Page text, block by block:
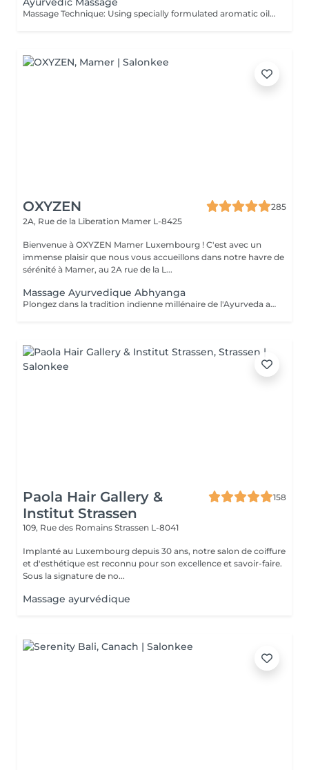
Massage Technique: Using specially formulated aromatic oils, movement long stroke and massage pressure Soft to Medium. Ayurvedic massage is a light, gentle full body massage without applying pressure, but with much sweeping and stroking, which is typically done with the help of nourishing botanical oils.
OXYZEN
285
2A, Rue de la Liberation Mamer L-8425
Bienvenue à OXYZEN Mamer Luxembourg ! C'est avec un
immense plaisir que nous vous accueillons dans notre havre de
sérénité à Mamer, au 2A rue de la L...
Massage Ayurvedique Abhyanga
Plongez dans la tradition indienne millénaire de l'Ayurveda avec notre massage Abhyanga. Ce rituel ancestral, vieux de plus de 5000 ans, combine des gestes doux, des pressions ciblées et des étirements pour vous offrir une expérience de lâcher-prise absolu. "Abhyanga" signifie littéralement "massage à l'huile de tout le corps", et c'est précisément ce que vous recevrez. Chacun de nos mouvements est minutieusement exécuté pour créer une harmonie parfaite entre votre corps et votre esprit, vous permettant de vous détendre profondément et d'oublier le temps qui passe. Nous vous invitons également à découvrir nos offres de cartes FORFAITS, conçues pour prolonger ces moments de bien-être et vous offrir des avantages exclusifs. Pour plus d'informations, visitez notre page Forfaits. Ce massage est aussi une idée cadeau idéale pour surprendre et faire plaisir. Pour en savoir plus, cliquez ici : https://www.oxyzen.lu Veuillez noter que ce massage est déconseillé aux femmes enceintes. Avertissement : Nos soins sont dédiés au bien-être et à la relaxation. Ils ne remplacent pas un suivi médical et ne relèvent pas de la kinésithérapie.
Paola Hair Gallery &
Institut Strassen
158
109, Rue des Romains Strassen L-8041
Implanté au Luxembourg depuis 30 ans, notre salon de coiffure
et d'esthétique est reconnu pour son excellence et savoir-faire.
Sous la signature de no...
Massage ayurvédique